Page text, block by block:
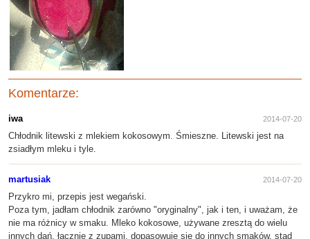
Komentarze:
iwa 2014-07-20
Chłodnik litewski z mlekiem kokosowym. Śmieszne. Litewski jest na
zsiadłym mleku i tyle.
martusiak 2014-07-20
Przykro mi, przepis jest wegański.
Poza tym, jadłam chłodnik zarówno "oryginalny", jak i ten, i uważam, że
nie ma różnicy w smaku. Mleko kokosowe, używane zresztą do wielu
innych dań, łącznie z zupami, dopasowuje się do innych smaków, stąd